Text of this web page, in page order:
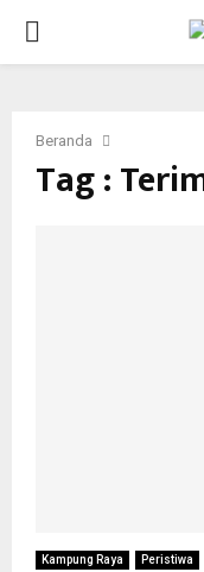
PRIMARY
Beranda
Tag :
Kampung Raya Peristiwa